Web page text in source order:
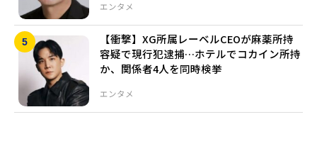
エンタメ
エンタメ
【衝撃】XG所属レーベルCEOが麻薬所持
容疑で現行犯逮捕…ホテルでコカイン所持
か、関係者4人を同時検挙